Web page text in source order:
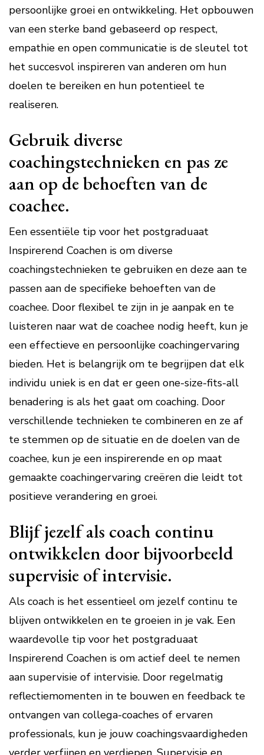
persoonlijke groei en ontwikkeling. Het opbouwen
van een sterke band gebaseerd op respect,
empathie en open communicatie is de sleutel tot
het succesvol inspireren van anderen om hun
doelen te bereiken en hun potentieel te
realiseren.
Gebruik diverse
coachingstechnieken en pas ze
aan op de behoeften van de
coachee.
Een essentiële tip voor het postgraduaat
Inspirerend Coachen is om diverse
coachingstechnieken te gebruiken en deze aan te
passen aan de specifieke behoeften van de
coachee. Door flexibel te zijn in je aanpak en te
luisteren naar wat de coachee nodig heeft, kun je
een effectieve en persoonlijke coachingervaring
bieden. Het is belangrijk om te begrijpen dat elk
individu uniek is en dat er geen one-size-fits-all
benadering is als het gaat om coaching. Door
verschillende technieken te combineren en ze af
te stemmen op de situatie en de doelen van de
coachee, kun je een inspirerende en op maat
gemaakte coachingervaring creëren die leidt tot
positieve verandering en groei.
Blijf jezelf als coach continu
ontwikkelen door bijvoorbeeld
supervisie of intervisie.
Als coach is het essentieel om jezelf continu te
blijven ontwikkelen en te groeien in je vak. Een
waardevolle tip voor het postgraduaat
Inspirerend Coachen is om actief deel te nemen
aan supervisie of intervisie. Door regelmatig
reflectiemomenten in te bouwen en feedback te
ontvangen van collega-coaches of ervaren
professionals, kun je jouw coachingsvaardigheden